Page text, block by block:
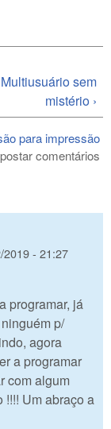
Multiusuário sem
mistério ›
para impressão
comentários
- 21:27
programar, já
p/
agora
a programar
com algum
Um abraço a